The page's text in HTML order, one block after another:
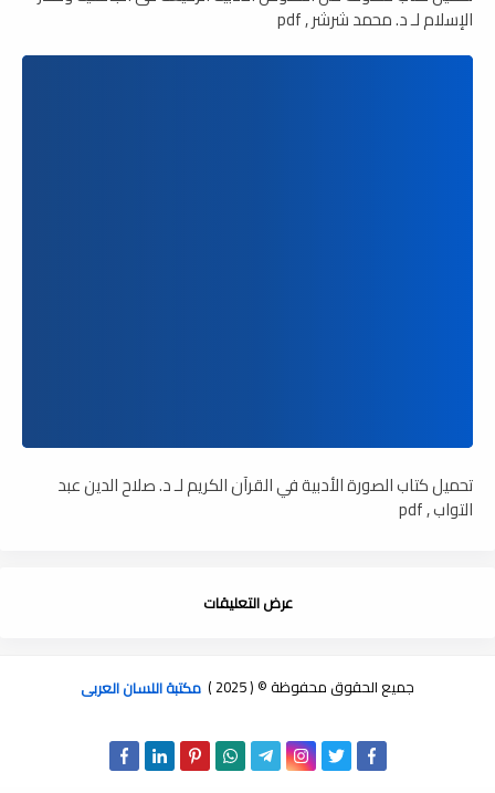
الإسلام لـ د. محمد شرشر , pdf
تحميل كتاب الصورة الأدبية في القرآن الكريم لـ د. صلاح الدين عبد
التواب , pdf
عرض التعليقات
جميع الحقوق محفوظة © ( 2025 ) مكتبة اللسان العربى